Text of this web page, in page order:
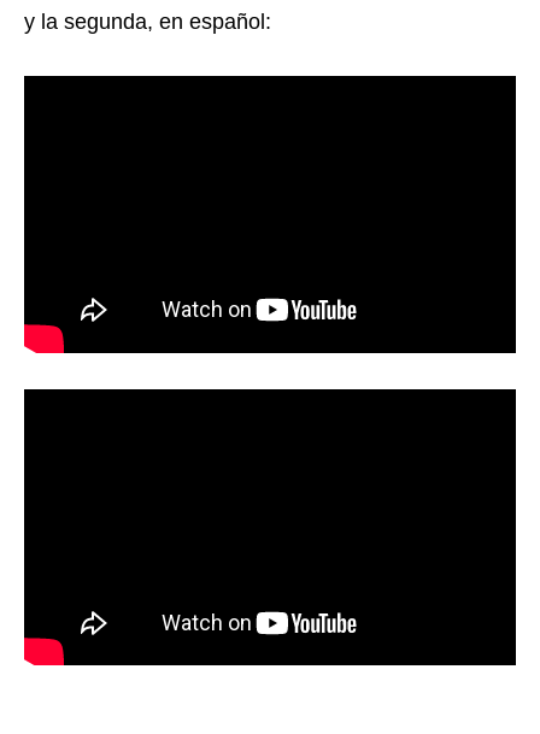
y la segunda, en español: